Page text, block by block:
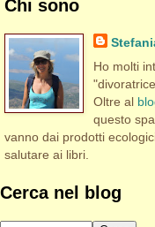
Chi sono
Ho molti
Oltre al
questo
vanno dai prodotti
salutare ai libri.
Cerca nel blog